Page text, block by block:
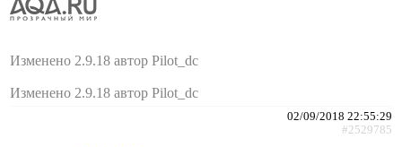
Изменено 2.9.18 автор Pilot_dc
Изменено 2.9.18 автор Pilot_dc
02/09/2018 22:55:29
#2529785